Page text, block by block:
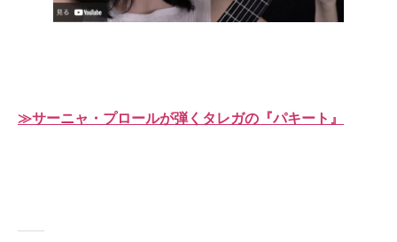
≫サーニャ・プロールが弾くタレガの『パキート』